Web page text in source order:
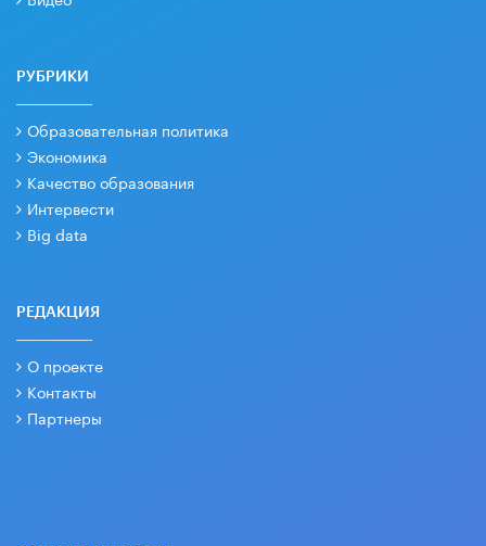
РУБРИКИ
Образовательная политика
Экономика
Качество образования
Интервести
Big data
РЕДАКЦИЯ
О проекте
Контакты
Партнеры